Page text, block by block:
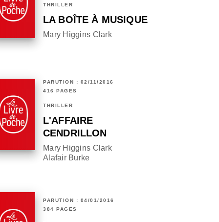
THRILLER
LA BOÎTE À MUSIQUE
Mary Higgins Clark
PARUTION : 02/11/2016
416 PAGES
THRILLER
L'AFFAIRE
CENDRILLON
Mary Higgins Clark
Alafair Burke
PARUTION : 04/01/2016
384 PAGES